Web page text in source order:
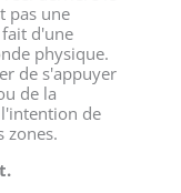
pas une
d'une
physique.
de s'appuyer
de la
de
zones.